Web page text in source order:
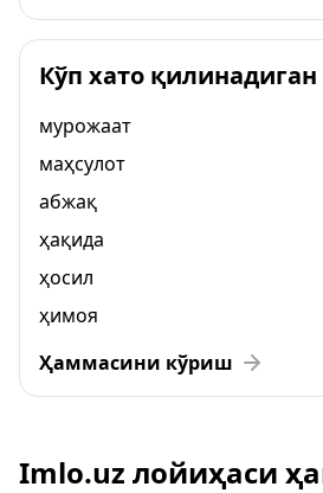
Кўп хато қилинадиган
мурожаат
маҳсулот
абжақ
ҳақида
ҳосил
ҳимоя
Ҳаммасини кўриш
Imlo.uz лойиҳаси